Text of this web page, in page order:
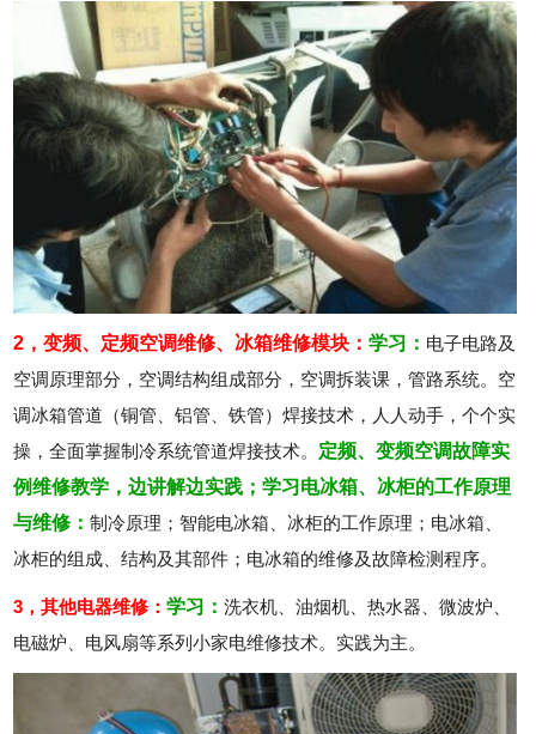
2，变频、定频空调维修、冰箱维修模块：学习： 电子电路及
空调原理部分，空调结构组成部分，空调拆装课，管路系统。空
调冰箱管道（铜管、铝管、铁管）焊接技术，人人动手，个个实
操，全面掌握制冷系统管道焊接技术。 定频、变频空调故障实
例维修教学，边讲解边实践；学习电冰箱、冰柜的工作原理
与维修：制冷原理；智能电冰箱、冰柜的工作原理；电冰箱、
冰柜的组成、结构及其部件；电冰箱的维修及故障检测程序。
3，其他电器维修：学习：洗衣机、油烟机、热水器、微波炉、
电磁炉、电风扇等系列小家电维修技术。实践为主。